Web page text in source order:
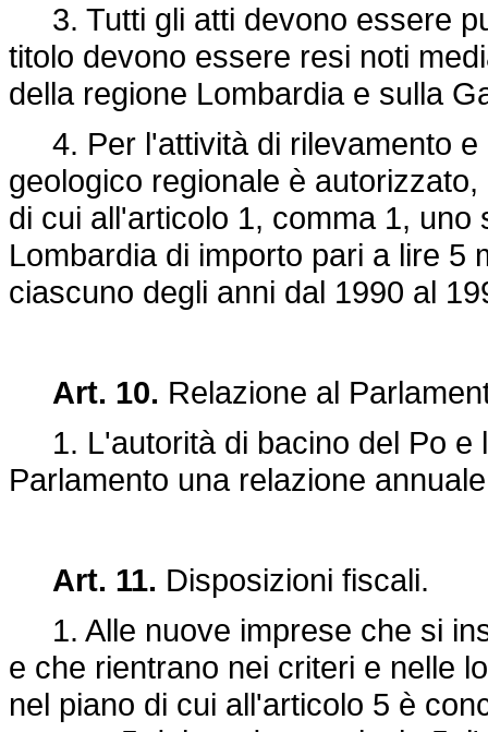
3. Tutti gli atti devono essere
titolo devono essere resi noti
della regione Lombardia e sulla
4. Per l'attività di rilevamento e
geologico regionale è
di cui all'articolo 1, comma 1,
Lombardia di importo pari a lire 5
ciascuno degli anni dal 1990 al
Art. 10. Relazione al
1. L'autorità di bacino del Po e
Parlamento una relazione
Art. 11. Disposizioni fiscali.
1. Alle nuove imprese che si
e che rientrano nei criteri e nelle
nel piano di cui all'articolo 5 è